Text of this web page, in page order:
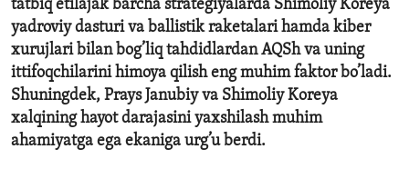
tatbiq etilajak barcha strategiyalarda Shimoliy Koreya
yadroviy dasturi va ballistik raketalari hamda kiber
xurujlari bilan bog’liq tahdidlardan AQSh va uning
ittifoqchilarini himoya qilish eng muhim faktor bo’ladi.
Shuningdek, Prays Janubiy va Shimoliy Koreya
xalqining hayot darajasini yaxshilash muhim
ahamiyatga ega ekaniga urg’u berdi.